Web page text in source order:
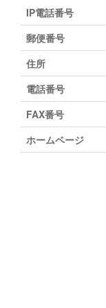
IP電話番号
郵便番号
住所
電話番号
FAX番号
ホームページ